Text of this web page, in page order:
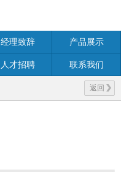
经理致辞 产品展示
人才招聘 联系我们
返回